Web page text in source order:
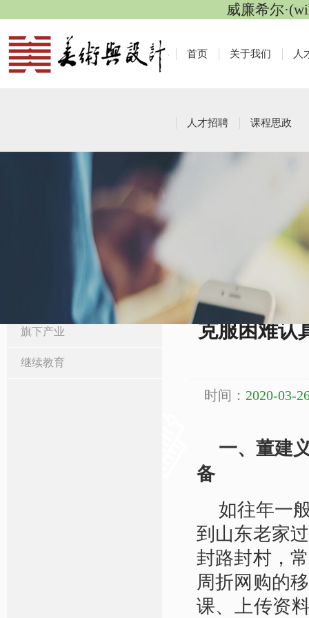
威廉希尔
首页 关于我们 人
人才招聘 课程思政
旗下产业
继续教育
旗下产业
克服困难
时间： 2020-03-
一、董建
备
如往年一
到山东老家
封路封村，
周折网购的
课、上传资